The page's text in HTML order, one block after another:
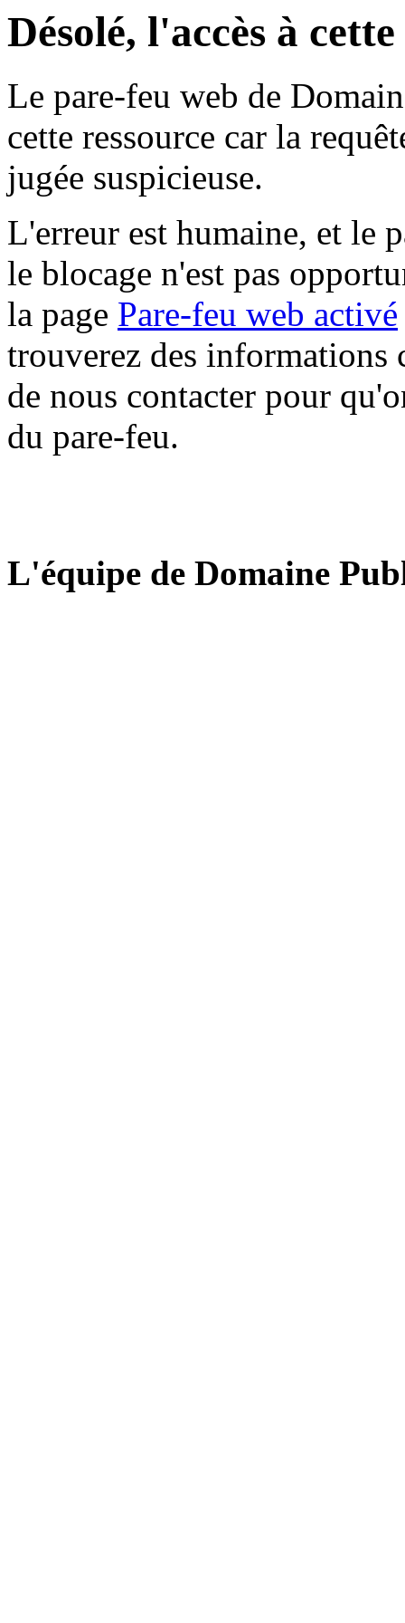
Désolé, l'accès à
Le pare-feu web de
cette ressource car la
jugée suspicieuse.
L'erreur est humaine, et le
le blocage n'est pas
la page Pare-feu web activé
trouverez des informations
de nous contacter pour
du pare-feu.
L'équipe de Domaine